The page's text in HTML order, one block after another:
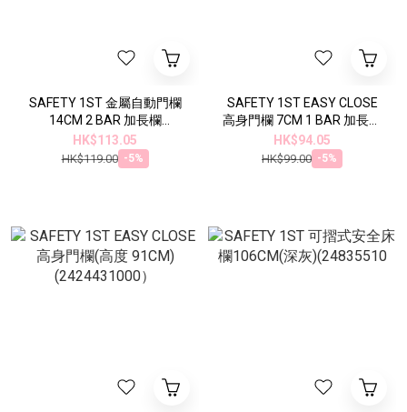
SAFETY 1ST 金屬自動門欄
14CM 2 BAR 加長欄
(24294310
HK$113.05
HK$119.00 -5%
SAFETY 1ST EASY CLOSE
高身門欄 7CM 1 BAR 加長欄
(24254310）
HK$94.05
HK$99.00 -5%